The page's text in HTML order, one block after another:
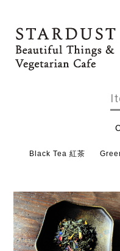
Black Tea 紅茶